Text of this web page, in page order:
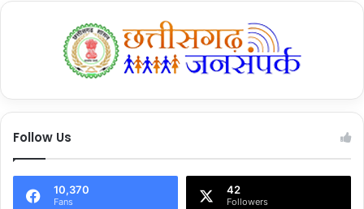
Follow Us
10,370
Fans
42
Followers